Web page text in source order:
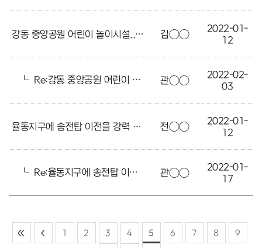
강동 중앙공원 어린이 놀이시설.. 김○○
2022-01-
12
┖ Re:강동 중앙공원 어린이 놀이시설.. 관○○
2022-02-
03
율동지구에 송전탑 이전을 강력 요청합니다. 전○○
2022-01-
12
┖ Re:율동지구에 송전탑 이전을 강력 요청합니다. 관○○
2022-01-
17
1 2 3 4 5 6 7 8 9